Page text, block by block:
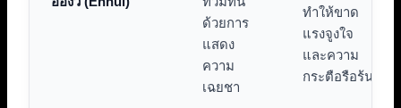
ด้วยการ
แสดง
ความ
เฉยชา
ทำให้ขาด
แรงจูงใจ
และความ
กระตือรือร้น